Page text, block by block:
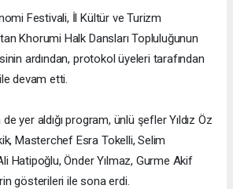
Festivali, İl Kültür ve Turizm
Khorumi Halk Dansları Topluluğunun
ardından, protokol üyeleri tarafından
devam etti.
yer aldığı program, ünlü şefler Yıldız Öz
Masterchef Esra Tokelli, Selim
Hatipoğlu, Önder Yılmaz, Gurme Akif
gösterileri ile sona erdi.